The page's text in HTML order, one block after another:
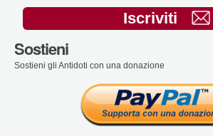
Iscriviti
Sostieni
Sostieni gli Antidoti con una donazione